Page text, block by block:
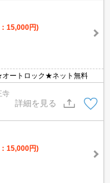
15,000円)
ートロック★ネット無料
寺
詳細を見る
15,000円)